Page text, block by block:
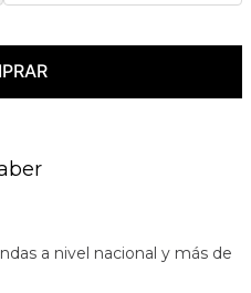
a nivel nacional y más de